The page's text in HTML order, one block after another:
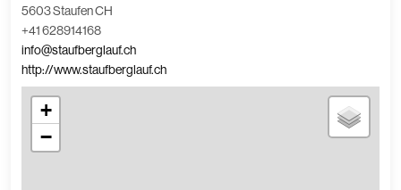
5603 Staufen CH
+41 628914168
info@staufberglauf.ch
http://www.staufberglauf.ch
+
−